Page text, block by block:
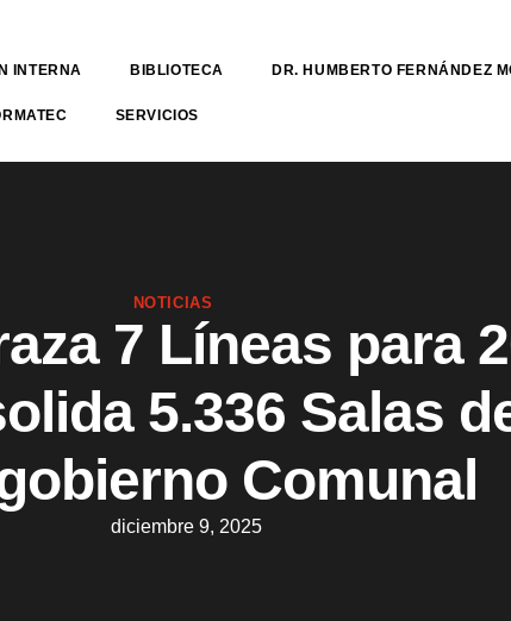
INTERNA BIBLIOTECA DR. HUMBERTO FERNÁNDEZ
SERVICIOS
NOTICIAS
7 Líneas para
5.336 Salas
Comunal
diciembre 9, 2025